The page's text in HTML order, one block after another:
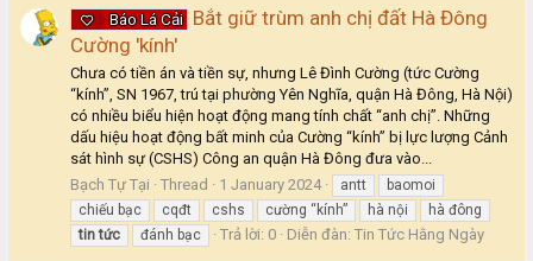
Báo Lá Cải Bắt giữ trùm anh chị đất Hà Đông
Cường 'kính'
Chưa có tiền án và tiền sự, nhưng Lê Đình Cường (tức Cường
“kính”, SN 1967, trú tại phường Yên Nghĩa, quận Hà Đông, Hà Nội)
có nhiều biểu hiện hoạt động mang tính chất “anh chị”. Những
dấu hiệu hoạt động bất minh của Cường “kính” bị lực lượng Cảnh
sát hình sự (CSHS) Công an quận Hà Đông đưa vào...
Bạch Tự Tại
Thread 1 January 2024 antt
baomoi
chiếu bạc
cqđt cshs cường “kính” hà nội
hà đông
tin tức đánh bạc Trả lời: 0 Diễn đàn: Tin Tức Hằng Ngày